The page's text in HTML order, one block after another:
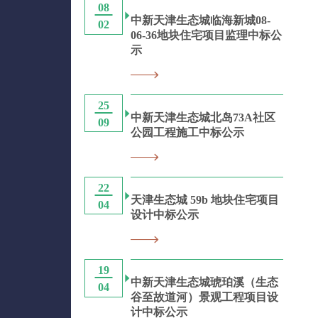
08
02
中新天津生态城临海新城08-
06-36地块住宅项目监理中标公
示
25
09
中新天津生态城北岛73A社区
公园工程施工中标公示
22
04
天津生态城 59b 地块住宅项目
设计中标公示
19
04
中新天津生态城琥珀溪（生态
谷至故道河）景观工程项目设
计中标公示